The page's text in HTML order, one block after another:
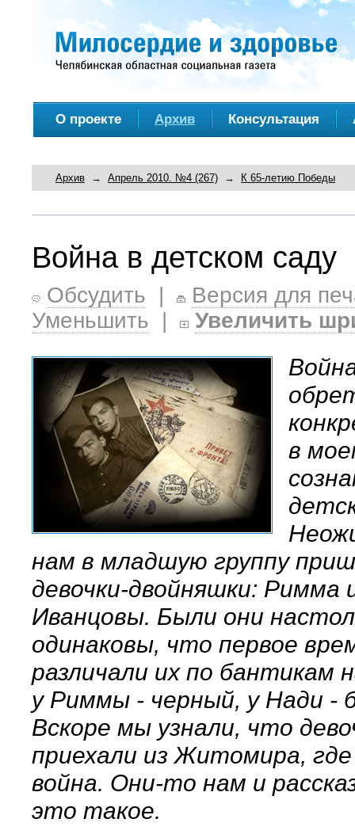
О проекте Архив Консультация
Архив → Апрель 2010. №4 (267) → К 65-летию Победы
Война в детском саду
Обсудить |
Версия для
Уменьшить | Увеличить
в
нам в младшую группу
девочки-двойняшки: Римма
Иванцовы. Были они
одинаковы, что первое
различали их по бантикам
у Риммы - черный, у Нади -
Вскоре мы узнали, что
приехали из Житомира,
война. Они-то нам и
это такое.